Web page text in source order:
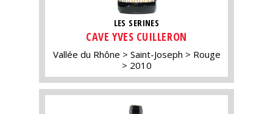
LES SERINES
CAVE YVES CUILLERON
Vallée du Rhône Saint-Joseph
Rouge
2010